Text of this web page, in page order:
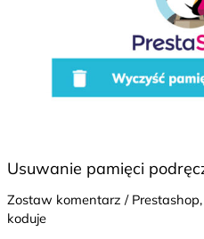
Usuwanie pamięci
Zostaw komentarz / Prestashop,
koduje